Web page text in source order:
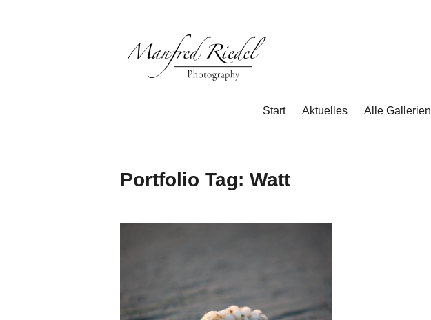
springen
Start Aktuelles Alle Gallerien
Portfolio Tag: Watt